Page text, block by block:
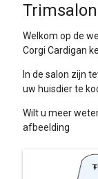
Welkom op de
Corgi Cardigan
In de salon zijn
uw huisdier te
Wilt u meer
afbeelding